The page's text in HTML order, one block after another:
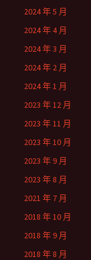
2024 年 5 月
2024 年 4 月
2024 年 3 月
2024 年 2 月
2024 年 1 月
2023 年 12 月
2023 年 11 月
2023 年 10 月
2023 年 9 月
2023 年 8 月
2021 年 7 月
2018 年 10 月
2018 年 9 月
2018 年 8 月